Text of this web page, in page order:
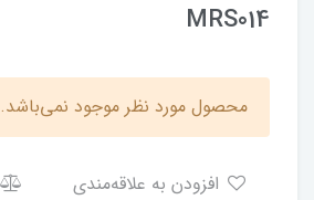
MRS014
محصول مورد نظر موجود نمی‌باشد.